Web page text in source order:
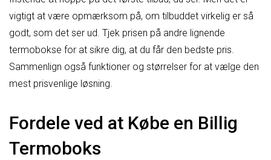
vigtigt at være opmærksom på, om tilbuddet virkelig er så
godt, som det ser ud. Tjek prisen på andre lignende
termobokse for at sikre dig, at du får den bedste pris.
Sammenlign også funktioner og størrelser for at vælge den
mest prisvenlige løsning.
Fordele ved at Købe en Billig
Termoboks